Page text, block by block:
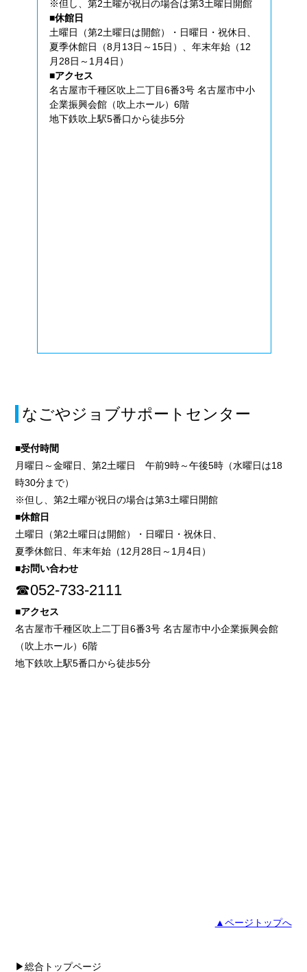
※但し、第2土曜が祝日の場合は第3土曜日開館
■休館日
土曜日（第2土曜日は開館）・日曜日・祝休日、
夏季休館日（8月13日～15日）、年末年始（12
月28日～1月4日）
■アクセス
名古屋市千種区吹上二丁目6番3号 名古屋市中小
企業振興会館（吹上ホール）6階
地下鉄吹上駅5番口から徒歩5分
なごやジョブサポートセンター
■受付時間
月曜日～金曜日、第2土曜日 午前9時～午後5時（水曜日は18
時30分まで）
※但し、第2土曜が祝日の場合は第3土曜日開館
■休館日
土曜日（第2土曜日は開館）・日曜日・祝休日、
夏季休館日、年末年始（12月28日～1月4日）
■お問い合わせ
☎052-733-2111
■アクセス
名古屋市千種区吹上二丁目6番3号 名古屋市中小企業振興会館
（吹上ホール）6階
地下鉄吹上駅5番口から徒歩5分
▲ページトップへ
▶総合トップページ